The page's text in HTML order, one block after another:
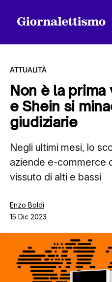
Tutti gli articoli
Chi siamo
ATTUALITÀ
Non è la prima
e Shein si
giudiziarie
Negli ultimi mesi, lo
aziende e-commerce
vissuto di alti e bassi
Enzo Boldi
15 Dic 2023